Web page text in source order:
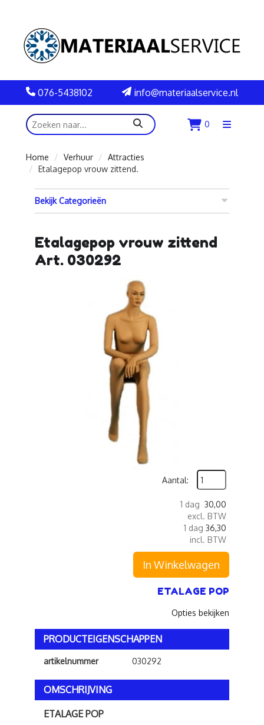
076-5438102 info@materiaalservice.nl
zoeken 0
Menu
Home
Verhuur
Attracties
Etalagepop vrouw zittend.
Bekijk Categorieën
Etalagepop vrouw zittend
Art. 030292
Aantal:
1 dag 30,00
excl. BTW
1 dag 36,30
incl. BTW
In Winkelwagen
ETALAGE POP
Opties bekijken
PRODUCTEIGENSCHAPPEN
artikelnummer 030292
OMSCHRIJVING
ETALAGE POP